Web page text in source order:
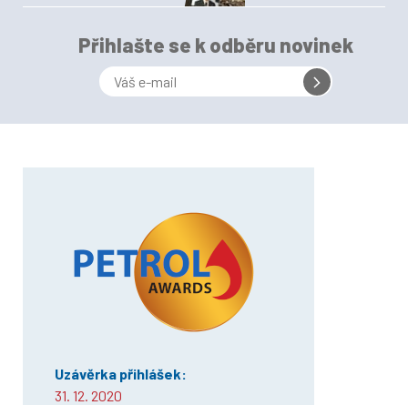
Přihlašte se k odběru novinek
Uzávěrka přihlášek:
31. 12. 2020